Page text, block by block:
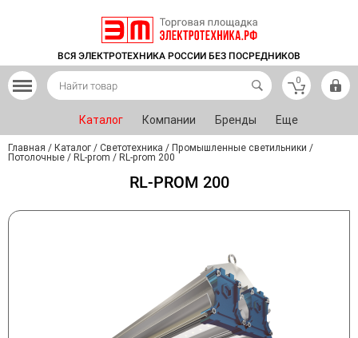
ВСЯ ЭЛЕКТРОТЕХНИКА РОССИИ БЕЗ ПОСРЕДНИКОВ
0
Каталог Компании Бренды Еще
Главная / Каталог / Светотехника / Промышленные светильники /
Потолочные / RL-prom / RL-prom 200
RL-PROM 200